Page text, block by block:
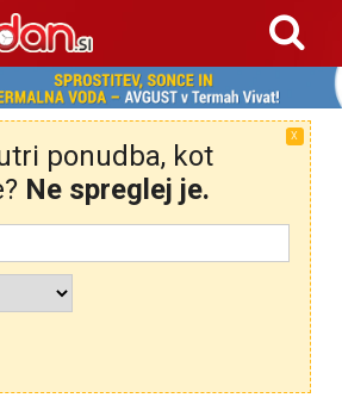
X
ponudba, kot
Ne spreglej je.